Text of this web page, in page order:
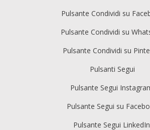
Pulsante Condividi su
Pulsante Condividi su
Pulsante Condividi su
Pulsanti Segui
Pulsante Segui
Pulsante Segui su
Pulsante Segui LinkedIn